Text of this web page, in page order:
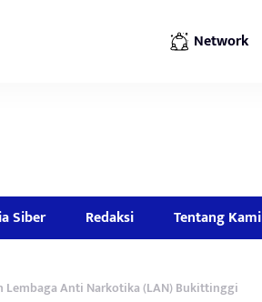
Network
Siber Redaksi Tentang Kami
Lembaga Anti Narkotika (LAN) Bukittinggi